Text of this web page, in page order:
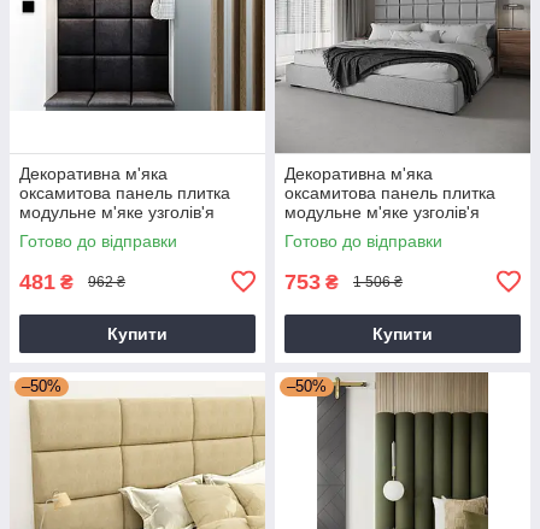
Декоративна м'яка
оксамитова панель плитка
модульне м'яке узголів'я
ліжка 40 * 40 * 4 см чорний
Готово до відправки
481 ₴ 962 ₴
Купити
Декоративна м'яка
оксамитова панель плитка
модульне м'яке узголів'я
ліжка 50 * 50 * 4 см Чорний
Готово до відправки
753 ₴ 1 506 ₴
Купити
–50% –50%